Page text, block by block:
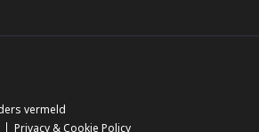
vermeld
Privacy & Cookie Policy